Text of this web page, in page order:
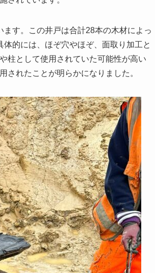
す。この井戸は合計28本の木材によっ
的には、ほぞ穴やほぞ、面取り加工と
柱として使用されていた可能性が高い
されたことが明らかになりました。